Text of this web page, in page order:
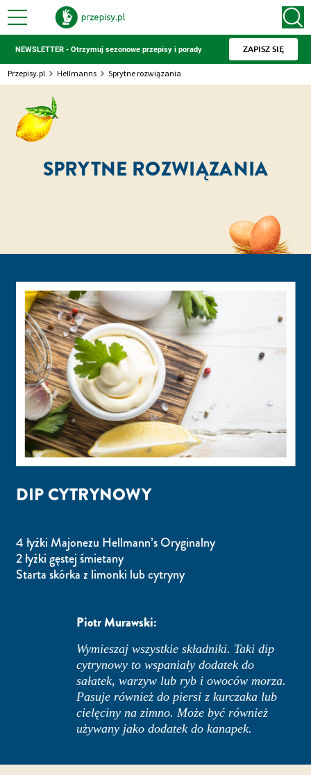
NEWSLETTER - Otrzymuj sezonowe przepisy i porady ZAPISZ SIĘ
Przepisy.pl Hellmanns Sprytne rozwiązania
SPRYTNE ROZWIĄZANIA
DIP CYTRYNOWY
4 łyżki Majonezu Hellmann’s Oryginalny
2 łyżki gęstej śmietany
Starta skórka z limonki lub cytryny
Piotr Murawski:
Wymieszaj wszystkie składniki. Taki dip
cytrynowy to wspaniały dodatek do
sałatek, warzyw lub ryb i owoców morza.
Pasuje również do piersi z kurczaka lub
cielęciny na zimno. Może być również
używany jako dodatek do kanapek.